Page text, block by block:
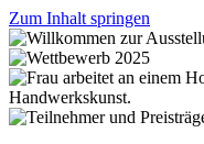
Zum Inhalt springen